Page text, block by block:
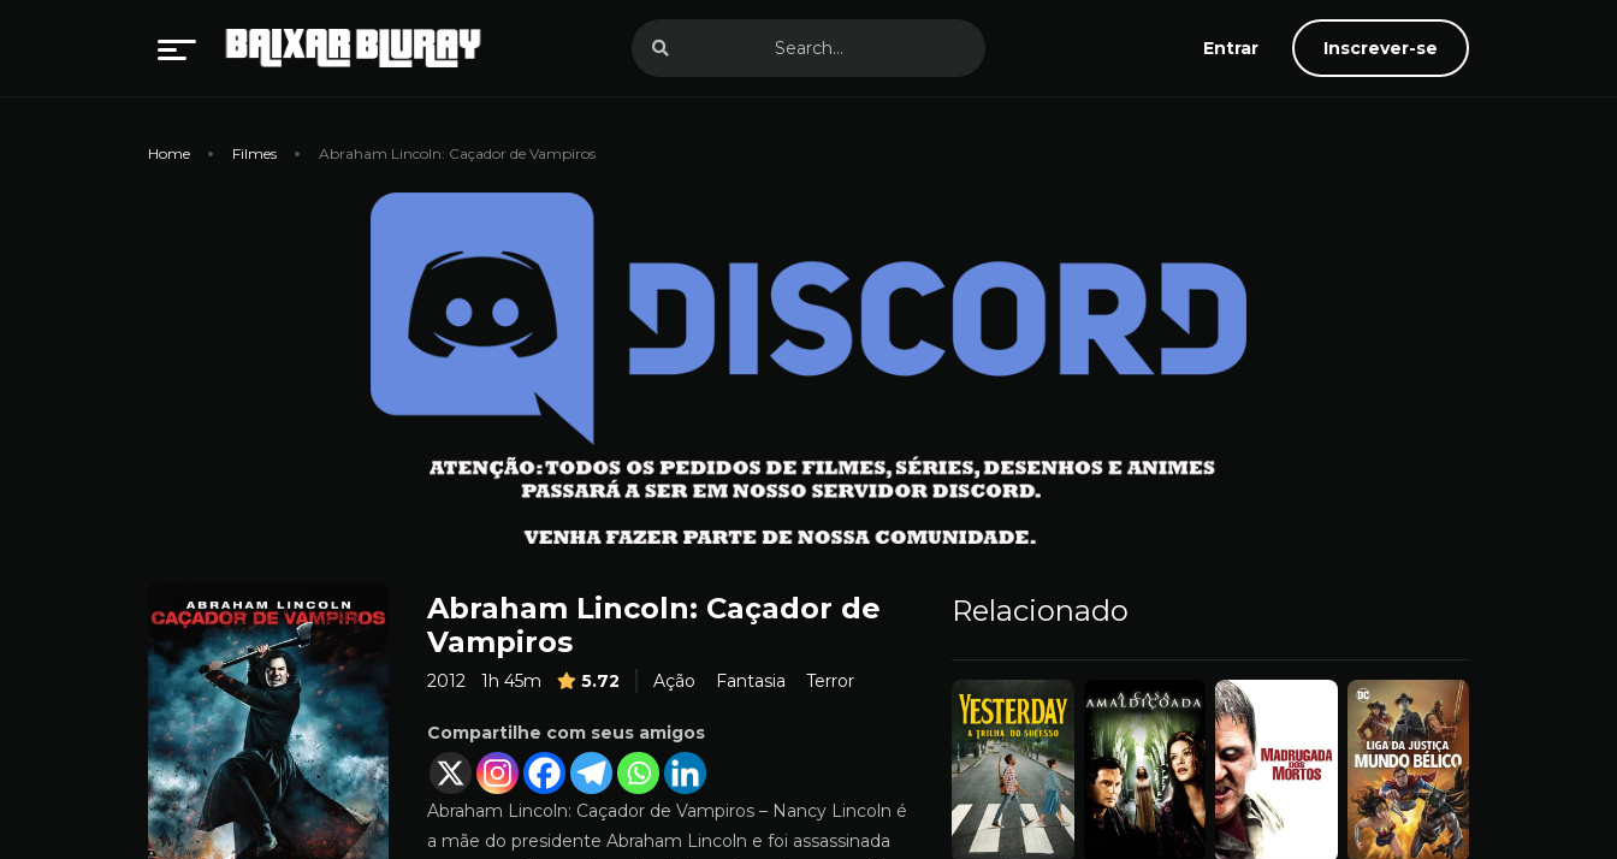
Entrar Inscrever-se
Home Filmes Abraham Lincoln: Caçador de Vampiros
Abraham Lincoln: Caçador de
Vampiros
2012 1h 45m 5.72 Ação Fantasia Terror
Compartilhe com seus amigos
Abraham Lincoln: Caçador de Vampiros – Nancy Lincoln é
a mãe do presidente Abraham Lincoln e foi assassinada
Relacionado